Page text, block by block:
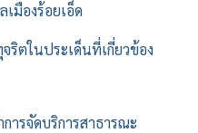
มืองร้อยเอ็ด
ริตในประเด็นที่เกี่ยวข้อง
ารจัดบริการสาธารณะ